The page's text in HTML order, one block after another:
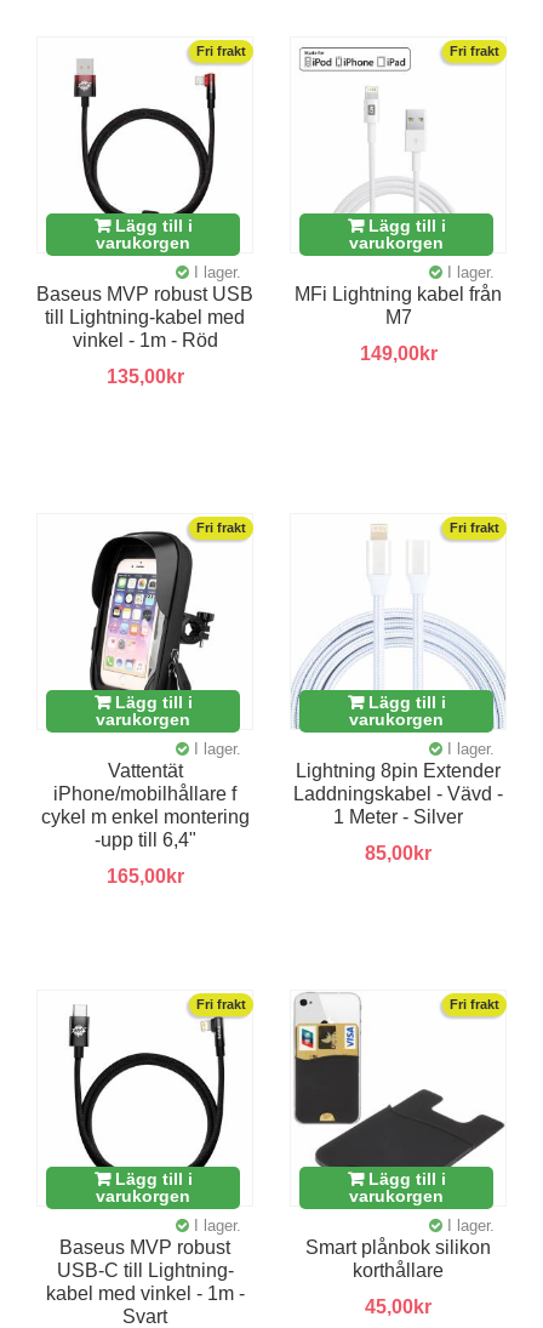
Fri frakt
Lägg till i
varukorgen
I lager.
Baseus MVP robust USB
till Lightning-kabel med
vinkel - 1m - Röd
135,00kr
Fri frakt
Lägg till i
varukorgen
I lager.
MFi Lightning kabel från
M7
149,00kr
Fri frakt
Lägg till i
varukorgen
I lager.
Vattentät
iPhone/mobilhållare f
cykel m enkel montering
-upp till 6,4"
165,00kr
Fri frakt
Lägg till i
varukorgen
I lager.
Lightning 8pin Extender
Laddningskabel - Vävd -
1 Meter - Silver
85,00kr
Fri frakt
Lägg till i
varukorgen
I lager.
Baseus MVP robust
USB-C till Lightning-
kabel med vinkel - 1m -
Svart
Fri frakt
Lägg till i
varukorgen
I lager.
Smart plånbok silikon
korthållare
45,00kr